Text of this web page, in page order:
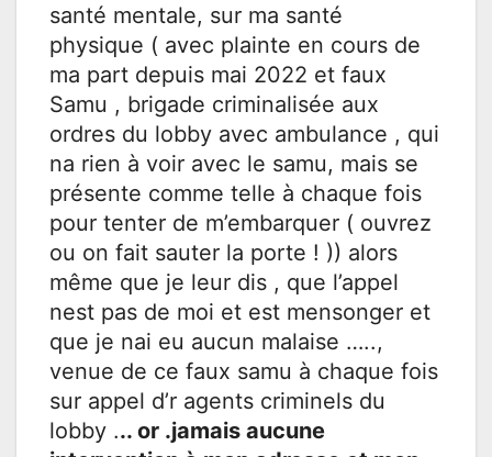
santé mentale, sur ma santé
physique ( avec plainte en cours de
ma part depuis mai 2022 et faux
Samu , brigade criminalisée aux
ordres du lobby avec ambulance , qui
na rien à voir avec le samu, mais se
présente comme telle à chaque fois
pour tenter de m’embarquer ( ouvrez
ou on fait sauter la porte ! )) alors
même que je leur dis , que l’appel
nest pas de moi et est mensonger et
que je nai eu aucun malaise …..,
venue de ce faux samu à chaque fois
sur appel d’r agents criminels du
lobby ... or .jamais aucune